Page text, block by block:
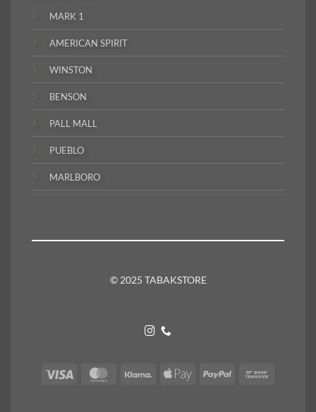
MARK 1
AMERICAN SPIRIT
WINSTON
BENSON
PALL MALL
PUEBLO
MARLBORO
© 2025 TABAKSTORE
Visa MasterCardKlarna
Apple
PayPal